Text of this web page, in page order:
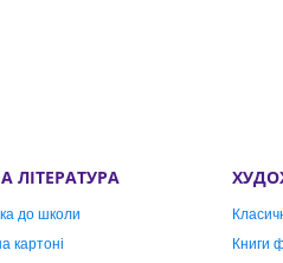
ЛІТЕРАТУРА
до школи
картоні
Книги